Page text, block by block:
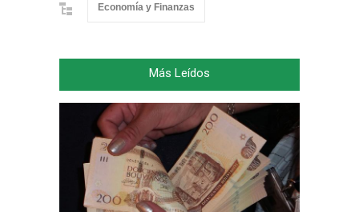
Economía y Finanzas
Más Leídos